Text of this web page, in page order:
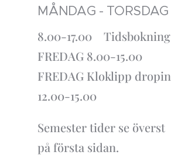
MÅNDAG - TORSDAG
8.00-17.00 Tidsbokning
FREDAG 8.00-15.00
FREDAG Kloklipp dropin
12.00-15.00
Semester tider se överst
på första sidan.